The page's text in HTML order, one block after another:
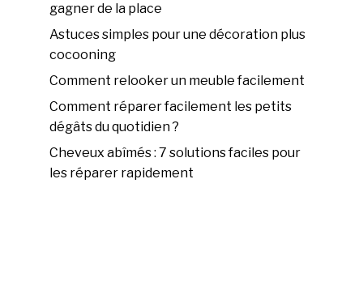
gagner de la place
Astuces simples pour une décoration plus
cocooning
Comment relooker un meuble facilement
Comment réparer facilement les petits
dégâts du quotidien ?
Cheveux abîmés : 7 solutions faciles pour
les réparer rapidement